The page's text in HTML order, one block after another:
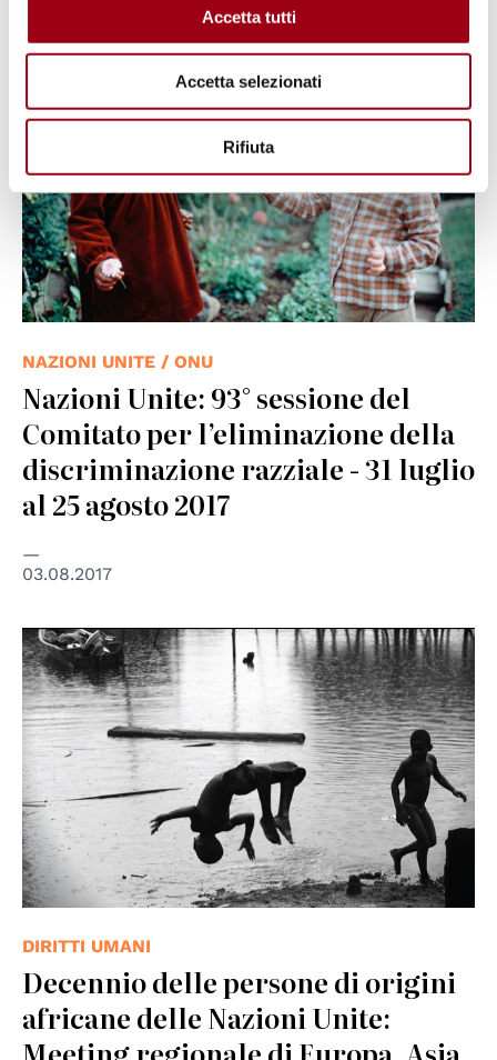
Accetta tutti
Accetta selezionati
Rifiuta
© UNPhotos
NAZIONI UNITE / ONU
Nazioni Unite: 93° sessione del
Comitato per l’eliminazione della
discriminazione razziale - 31 luglio
al 25 agosto 2017
03.08.2017
© Nazioni Unite
DIRITTI UMANI
Decennio delle persone di origini
africane delle Nazioni Unite: